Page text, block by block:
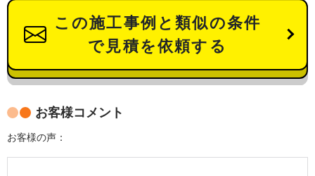
この施工事例と類似の条件
で見積を依頼する
お客様コメント
お客様の声：